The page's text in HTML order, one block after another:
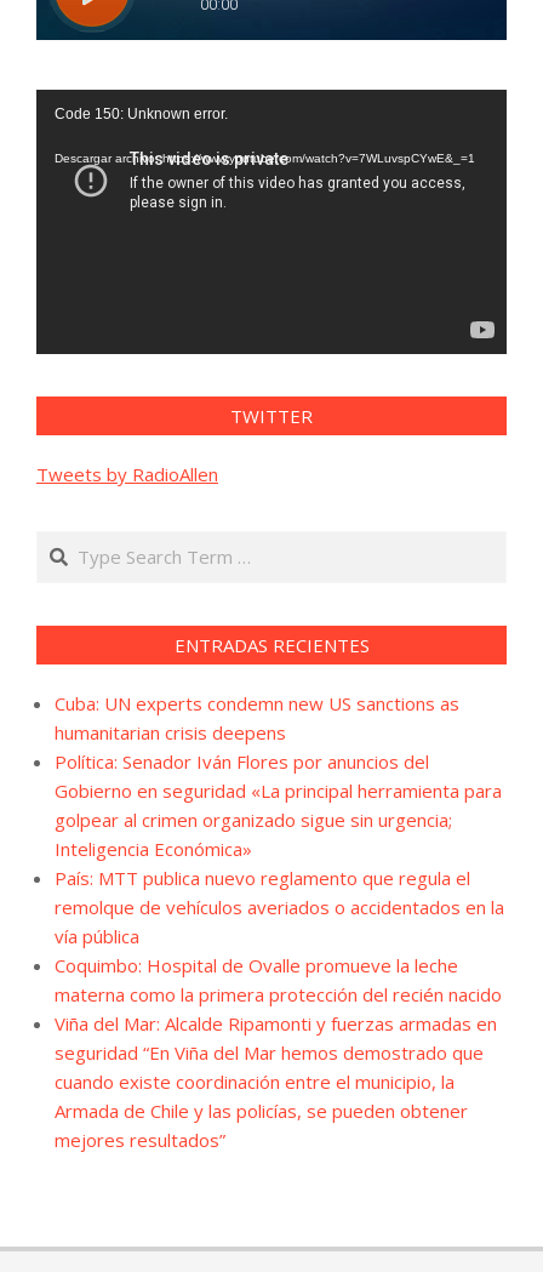
Reproductor
vídeo
Code 150: Unknown error.
Descargar archivo: https://www.youtube.com/watch?v=7WLuvspCYwE&_=1
TWITTER
Tweets by RadioAllen
Search
ENTRADAS RECIENTES
Cuba: UN experts condemn new US sanctions as
humanitarian crisis deepens
Política: Senador Iván Flores por anuncios del
Gobierno en seguridad «La principal herramienta para
golpear al crimen organizado sigue sin urgencia;
Inteligencia Económica»
País: MTT publica nuevo reglamento que regula el
remolque de vehículos averiados o accidentados en la
vía pública
Coquimbo: Hospital de Ovalle promueve la leche
materna como la primera protección del recién nacido
Viña del Mar: Alcalde Ripamonti y fuerzas armadas en
seguridad “En Viña del Mar hemos demostrado que
cuando existe coordinación entre el municipio, la
Armada de Chile y las policías, se pueden obtener
mejores resultados”